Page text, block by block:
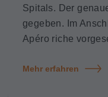
Spitals. Der
gegeben. Im
Apéro riche
Mehr erfahren